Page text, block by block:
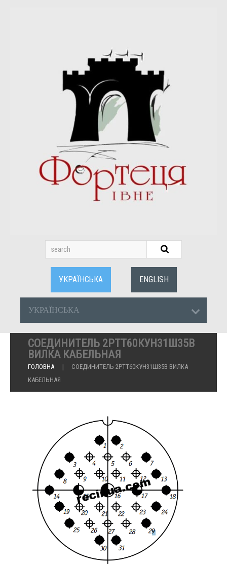
УКРАЇНСЬКА ENGLISH
УКРАЇНСЬКА
СОЕДИНИТЕЛЬ 2РТТ60КУН31Ш35В
ВИЛКА КАБЕЛЬНАЯ
ГОЛОВНА
СОЕДИНИТЕЛЬ 2РТТ60КУН31Ш35В ВИЛКА
КАБЕЛЬНАЯ